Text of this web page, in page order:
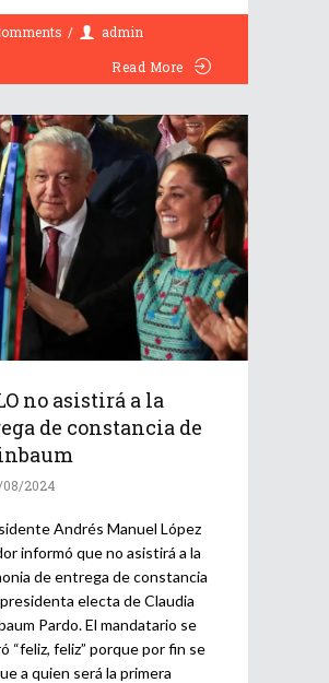
admin
Read More
no asistirá a la
de constancia de
08/2024
Andrés Manuel López
informó que no asistirá a la
de entrega de constancia
electa de Claudia
Pardo. El mandatario se
“feliz, feliz” porque por fin se
a quien será la primera